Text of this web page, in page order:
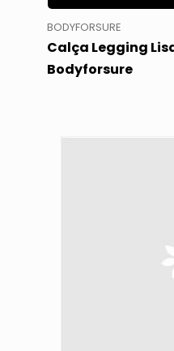
BODYFORSURE
Calça Legging
Bodyforsure